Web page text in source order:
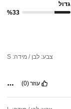
גדול
%33
צבע: לבן / מידה: S
עוזר(0)